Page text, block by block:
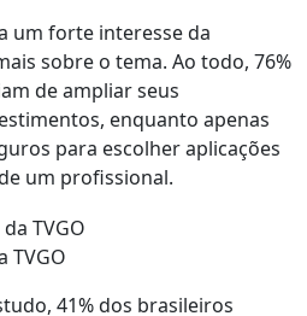
um forte interesse da
sobre o tema. Ao todo, 76%
de ampliar seus
enquanto apenas
para escolher aplicações
um profissional.
TVGO
41% dos brasileiros